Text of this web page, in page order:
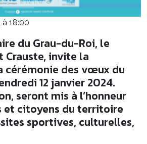
18:00
du Grau-du-Roi, le
Crauste, invite la
cérémonie des vœux du
12 janvier 2024.
seront mis à l’honneur
et citoyens du territoire
sportives, culturelles,